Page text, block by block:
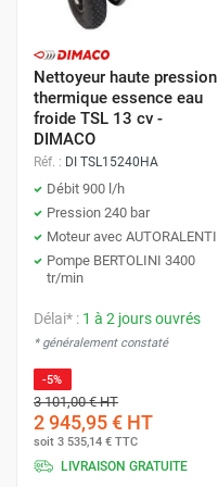
Nettoyeur haute pression
thermique essence eau
froide TSL 13 cv -
DIMACO
Réf. : DI TSL15240HA
Débit 900 l/h
Pression 240 bar
Moteur avec AUTORALENTI
Pompe BERTOLINI 3400
tr/min
Délai* : 1 à 2 jours ouvrés
* généralement constaté
-5%
3 101,00 €HT
2 945,95 € HT
soit 3 535,14 € TTC
LIVRAISON GRATUITE